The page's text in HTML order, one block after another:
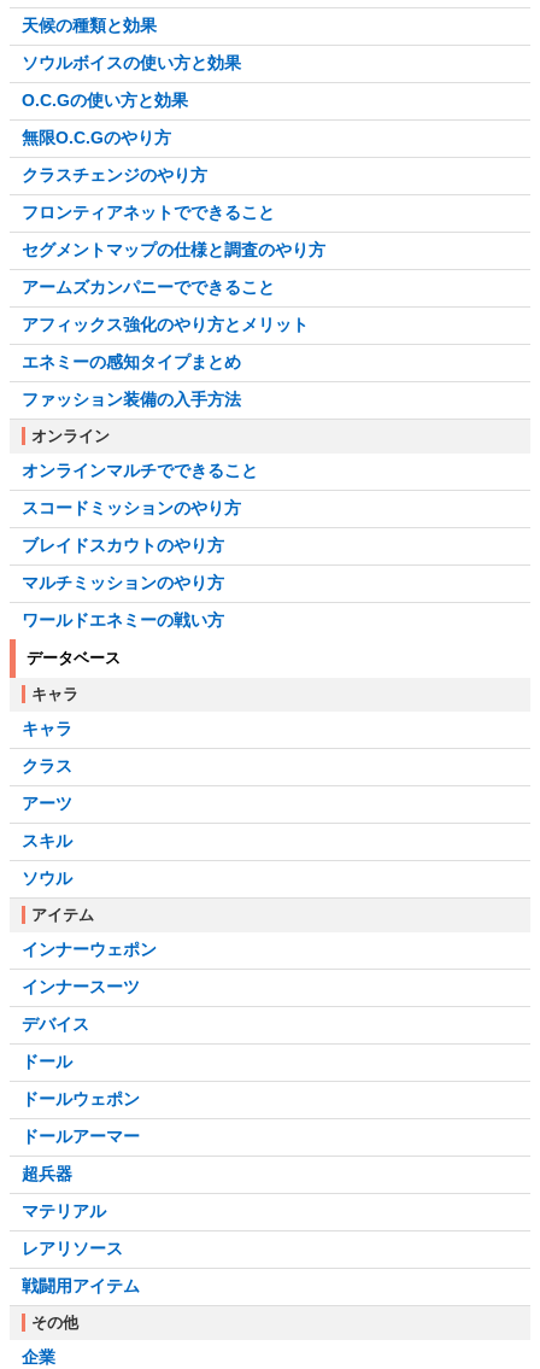
天候の種類と効果
ソウルボイスの使い方と効果
O.C.Gの使い方と効果
無限O.C.Gのやり方
クラスチェンジのやり方
フロンティアネットでできること
セグメントマップの仕様と調査のやり方
アームズカンパニーでできること
アフィックス強化のやり方とメリット
エネミーの感知タイプまとめ
ファッション装備の入手方法
オンライン
オンラインマルチでできること
スコードミッションのやり方
ブレイドスカウトのやり方
マルチミッションのやり方
ワールドエネミーの戦い方
データベース
キャラ
キャラ
クラス
アーツ
スキル
ソウル
アイテム
インナーウェポン
インナースーツ
デバイス
ドール
ドールウェポン
ドールアーマー
超兵器
マテリアル
レアリソース
戦闘用アイテム
その他
企業